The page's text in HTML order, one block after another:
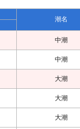
潮名
中潮
中潮
大潮
大潮
大潮